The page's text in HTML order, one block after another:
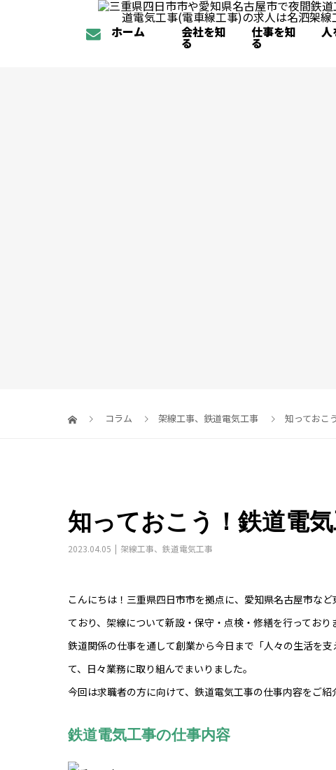
ホーム 会社を知
る
仕事を知
る
人
コラム 架線工事、 鉄道電気工事 知っておこ
知っておこう！鉄道電
2023.04.05 架線工事、 鉄道電気工事
こんにちは！三重県四日市市を拠点に、愛知県名古屋市な
ており、架線について新設・保守・点検・修繕を行っており
鉄道関係の仕事を通して創業から今日まで「人々の生活を
て、日々業務に取り組んでまいりました。
今回は求職者の方に向けて、鉄道電気工事の仕事内容をご紹
鉄道電気工事の仕事内容